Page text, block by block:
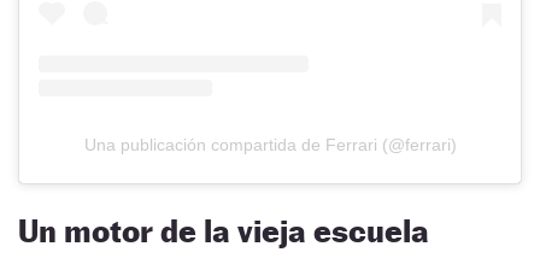
Una publicación compartida de Ferrari (@ferrari)
Un motor de la vieja escuela